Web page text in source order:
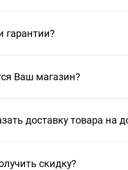
гарантии?
Ваш магазин?
доставку товара на
скидку?